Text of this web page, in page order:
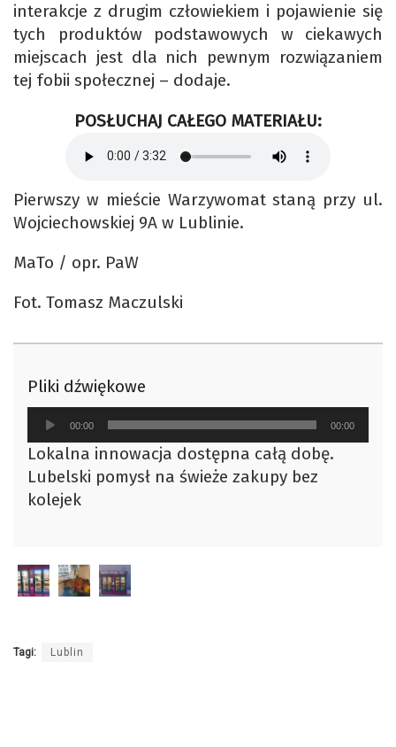
interakcje z drugim człowiekiem i pojawienie się
tych produktów podstawowych w ciekawych
miejscach jest dla nich pewnym rozwiązaniem
tej fobii społecznej – dodaje.
POSŁUCHAJ CAŁEGO MATERIAŁU:
Pierwszy w mieście Warzywomat staną przy ul.
Wojciechowskiej 9A w Lublinie.
MaTo / opr. PaW
Fot. Tomasz Maczulski
Pliki dźwiękowe
Odtwarzacz
plików
dźwiękowych
00:00 00:00
Lokalna innowacja dostępna całą dobę.
Lubelski pomysł na świeże zakupy bez
kolejek
Tagi: Lublin